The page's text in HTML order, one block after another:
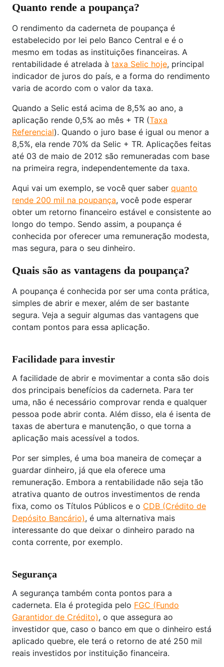
Quanto rende a poupança?
O rendimento da caderneta de poupança é
estabelecido por lei pelo Banco Central e é o
mesmo em todas as instituições financeiras. A
rentabilidade é atrelada à taxa Selic hoje, principal
indicador de juros do país, e a forma do rendimento
varia de acordo com o valor da taxa.
Quando a Selic está acima de 8,5% ao ano, a
aplicação rende 0,5% ao mês + TR (Taxa
Referencial). Quando o juro base é igual ou menor a
8,5%, ela rende 70% da Selic + TR. Aplicações feitas
até 03 de maio de 2012 são remuneradas com base
na primeira regra, independentemente da taxa.
Aqui vai um exemplo, se você quer saber quanto
rende 200 mil na poupança, você pode esperar
obter um retorno financeiro estável e consistente ao
longo do tempo. Sendo assim, a poupança é
conhecida por oferecer uma remuneração modesta,
mas segura, para o seu dinheiro.
Quais são as vantagens da poupança?
A poupança é conhecida por ser uma conta prática,
simples de abrir e mexer, além de ser bastante
segura. Veja a seguir algumas das vantagens que
contam pontos para essa aplicação.
Facilidade para investir
A facilidade de abrir e movimentar a conta são dois
dos principais benefícios da caderneta. Para ter
uma, não é necessário comprovar renda e qualquer
pessoa pode abrir conta. Além disso, ela é isenta de
taxas de abertura e manutenção, o que torna a
aplicação mais acessível a todos.
Por ser simples, é uma boa maneira de começar a
guardar dinheiro, já que ela oferece uma
remuneração. Embora a rentabilidade não seja tão
atrativa quanto de outros investimentos de renda
fixa, como os Títulos Públicos e o CDB (Crédito de
Depósito Bancário), é uma alternativa mais
interessante do que deixar o dinheiro parado na
conta corrente, por exemplo.
Segurança
A segurança também conta pontos para a
caderneta. Ela é protegida pelo FGC (Fundo
Garantidor de Crédito), o que assegura ao
investidor que, caso o banco em que o dinheiro está
aplicado quebre, ele terá o retorno de até 250 mil
reais investidos por instituição financeira.